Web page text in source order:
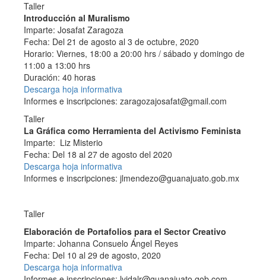
Taller
Introducción al Muralismo
Imparte: Josafat Zaragoza
Fecha: Del 21 de agosto al 3 de octubre, 2020
Horario: Viernes, 18:00 a 20:00 hrs / sábado y domingo de
11:00 a 13:00 hrs
Duración: 40 horas
Descarga hoja informativa
Informes e inscripciones: zaragozajosafat@gmail.com
Taller
La Gráfica como Herramienta del Activismo Feminista
Imparte: Liz Misterio
Fecha: Del 18 al 27 de agosto del 2020
Descarga hoja informativa
Informes e inscripciones: jlmendezo@guanajuato.gob.mx
Taller
Elaboración de Portafolios para el Sector Creativo
Imparte: Johanna Consuelo Ángel Reyes
Fecha: Del 10 al 29 de agosto, 2020
Descarga hoja informativa